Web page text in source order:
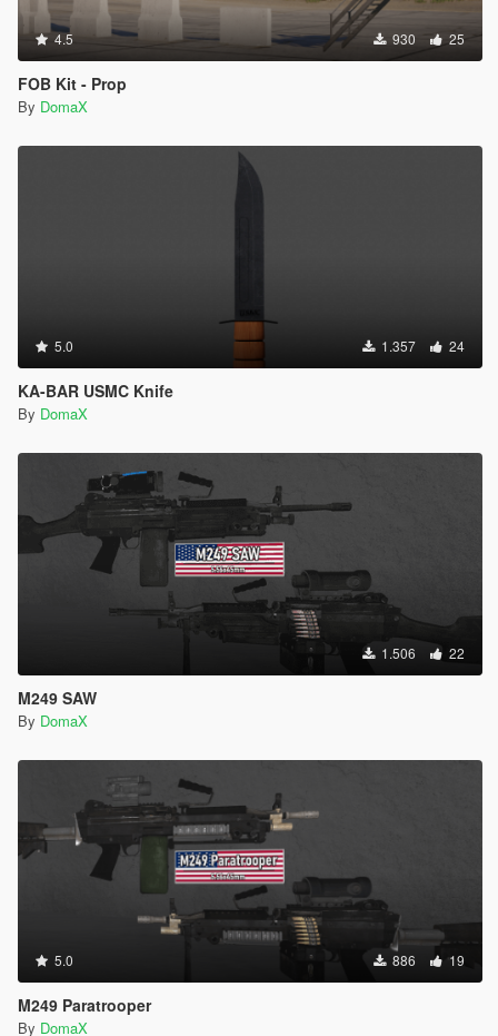
4.5 930 25
FOB Kit - Prop
By DomaX
5.0 1.357 24
KA-BAR USMC Knife
By DomaX
1.506 22
M249 SAW
By DomaX
5.0 886 19
M249 Paratrooper
By DomaX